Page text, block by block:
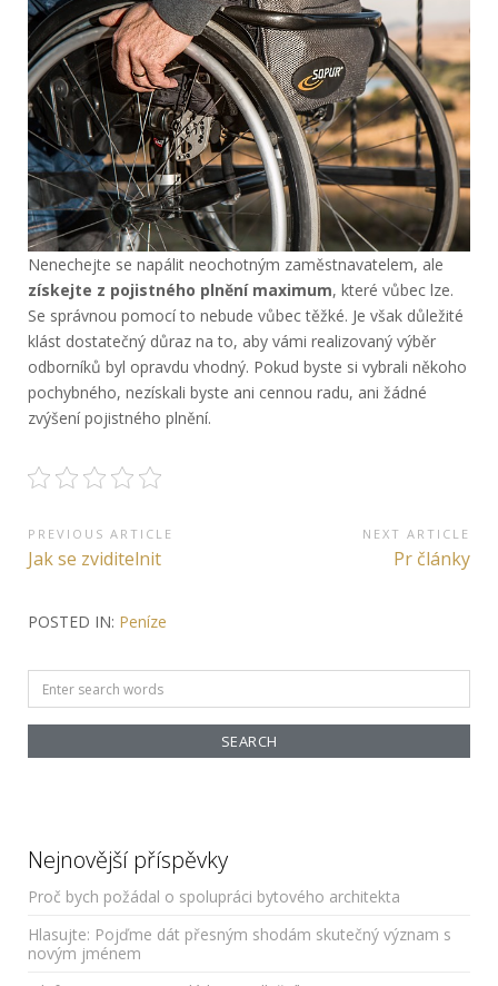
Nenechejte se napálit neochotným zaměstnavatelem, ale
získejte z pojistného plnění maximum, které vůbec lze.
Se správnou pomocí to nebude vůbec těžké. Je však důležité
klást dostatečný důraz na to, aby vámi realizovaný výběr
odborníků byl opravdu vhodný. Pokud byste si vybrali někoho
pochybného, nezískali byste ani cennou radu, ani žádné
zvýšení pojistného plnění.
Navigace
pro
příspěvek
PREVIOUS ARTICLE
Previous
Jak se zviditelnit
NEXT ARTICLE
Next
Pr články
POSTED IN: Peníze
Search
for:
Nejnovější příspěvky
Proč bych požádal o spolupráci bytového architekta
Hlasujte: Pojďme dát přesným shodám skutečný význam s
novým jménem